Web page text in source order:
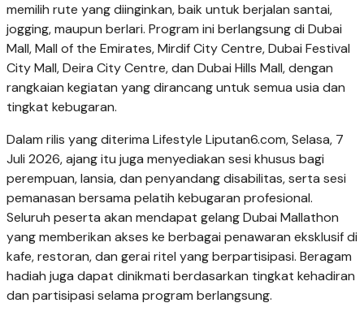
memilih rute yang diinginkan, baik untuk berjalan santai,
jogging, maupun berlari. Program ini berlangsung di Dubai
Mall, Mall of the Emirates, Mirdif City Centre, Dubai Festival
City Mall, Deira City Centre, dan Dubai Hills Mall, dengan
rangkaian kegiatan yang dirancang untuk semua usia dan
tingkat kebugaran.
Dalam rilis yang diterima Lifestyle Liputan6.com, Selasa, 7
Juli 2026, ajang itu juga menyediakan sesi khusus bagi
perempuan, lansia, dan penyandang disabilitas, serta sesi
pemanasan bersama pelatih kebugaran profesional.
Seluruh peserta akan mendapat gelang Dubai Mallathon
yang memberikan akses ke berbagai penawaran eksklusif di
kafe, restoran, dan gerai ritel yang berpartisipasi. Beragam
hadiah juga dapat dinikmati berdasarkan tingkat kehadiran
dan partisipasi selama program berlangsung.